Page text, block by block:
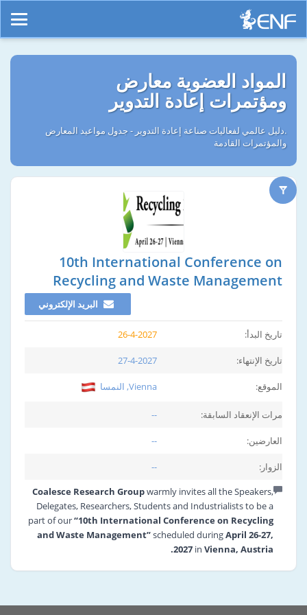
المواد العضوية معارض
ومؤتمرات إعادة التدوير
.دليل عالمي لفعاليات صناعة إعادة التدوير - جدول مواعيد المعارض
والمؤتمرات القادمة
10th International Conference on
Recycling and Waste Management
تاريخ البدأ: 26-4-2027
تاريخ الإنتهاء: 27-4-2027
الموقع: Vienna, النمسا
مرات الإنعقاد السابقة: --
العارضين: --
الزوار: --
Coalesce Research Groupwarmly invites all the Speakers,
Delegates, Researchers, Students and Industrialists to be a
part of our“10th International Conference on Recycling
and Waste Management”scheduled duringApril 26-27,
2027 in Vienna, Austria.
Recycling and Waste Management.